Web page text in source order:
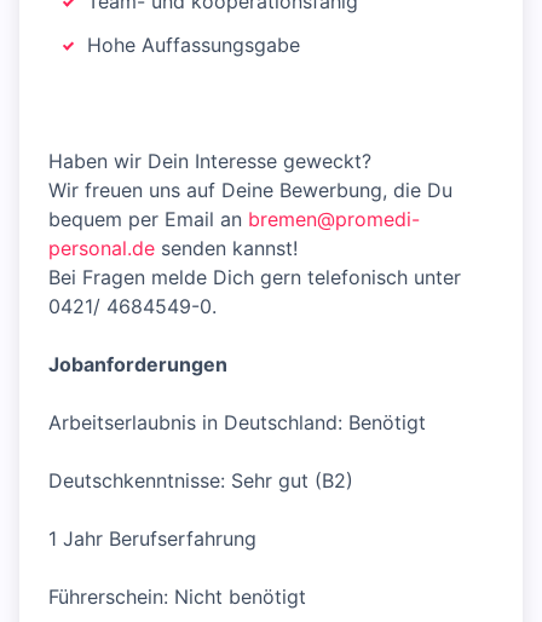
Hohe Auffassungsgabe
Haben wir Dein Interesse geweckt?
Wir freuen uns auf Deine Bewerbung, die Du
bequem per Email an bremen@promedi-
personal.de senden kannst!
Bei Fragen melde Dich gern telefonisch unter
0421/ 4684549-0.
Jobanforderungen
Arbeitserlaubnis in Deutschland: Benötigt
Deutschkenntnisse: Sehr gut (B2)
1 Jahr Berufserfahrung
Führerschein: Nicht benötigt